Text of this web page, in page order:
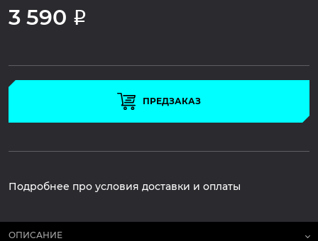
3 590 Р
ПРЕДЗАКАЗ
Подробнее про условия доставки и оплаты
ОПИСАНИЕ